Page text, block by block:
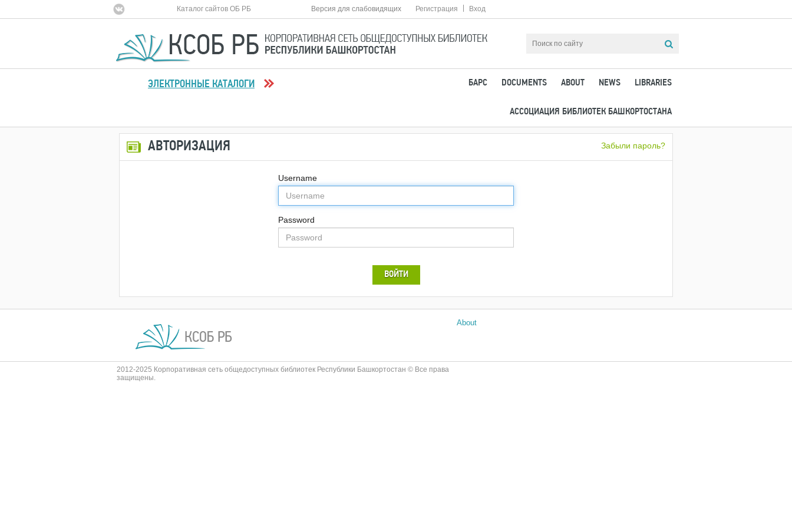
Каталог сайтов ОБ РБ Версия для слабовидящих Вход
Регистрация
ЭЛЕКТРОННЫЕ КАТАЛОГИ LIBRARIES
NEWS
ABOUT
DOCUMENTS
БАРС
АССОЦИАЦИЯ БИБЛИОТЕК БАШКОРТОСТАНА
АВТОРИЗАЦИЯ Забыли пароль?
Username
Password
ВОЙТИ
About
2012-2025 Корпоративная сеть общедоступных библиотек Республики Башкортостан © Все права
защищены.